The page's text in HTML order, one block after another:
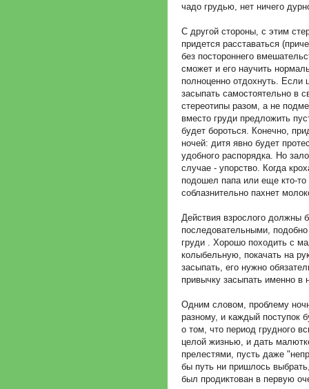
чадо грудью, нет ничего
С другой стороны, с этим
придется расставаться
без постороннего
сможет и его научить
полноценно отдохнуть.
засыпать самостоятельно в
стереотипы разом, а не
вместо груди предложить
будет бороться. Конечно,
ночей: дитя явно будет
удобного распорядка. Но
случае - упорство. Когда
подошел папа или еще кто-то
соблазнительно пахнет
Действия взрослого должны
последовательными,
груди . Хорошо походить с
колыбельную, покачать на
засыпать, его нужно
привычку засыпать именно в
Одним словом, проблему
разному, и каждый поступок
о том, что период грудного
целой жизнью, и дать
прелестями, пусть даже
бы путь ни пришлось
был продиктован в первую